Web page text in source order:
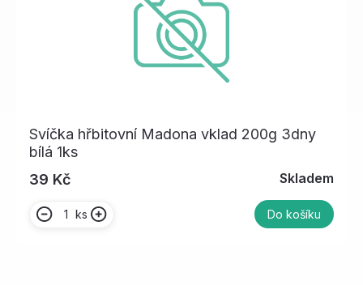
Svíčka hřbitovní Madona vklad 200g 3dny
bílá 1ks
39 Kč
Skladem
ks Do košíku